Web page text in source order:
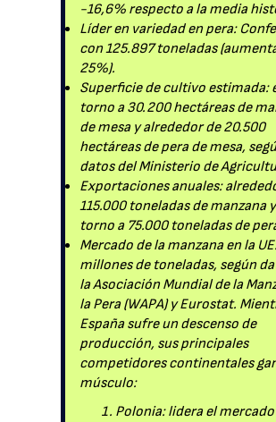
-16,6% respecto a la media
Líder en variedad en pera:
con 125.897 toneladas
25%).
Superficie de cultivo estimada:
torno a 30.200 hectáreas de
de mesa y alrededor de 20.500
hectáreas de pera de mesa,
datos del Ministerio de
Exportaciones anuales:
115.000 toneladas de manzana
torno a 75.000 toneladas de
Mercado de la manzana en la
millones de toneladas, según
la Asociación Mundial de la
la Pera (WAPA) y Eurostat.
España sufre un descenso de
producción, sus principales
competidores continentales
músculo:
Polonia: lidera el mercado